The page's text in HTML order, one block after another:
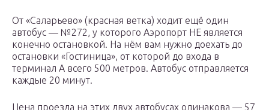
От «Саларьево» (красная ветка) ходит ещё один
автобус — №272, у которого Аэропорт НЕ является
конечно остановкой. На нём вам нужно доехать до
остановки «Гостиница», от которой до входа в
терминал А всего 500 метров. Автобус отправляется
каждые 20 минут.
Цена проезда на этих двух автобусах одинакова — 57